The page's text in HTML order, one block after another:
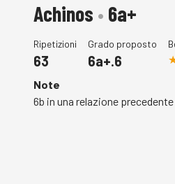
Achinos • 6a+
Ripetizioni
63
Grado proposto
6a+.6
Note
6b in una relazione precedente